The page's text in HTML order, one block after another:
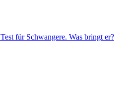
für Schwangere. Was bringt er?